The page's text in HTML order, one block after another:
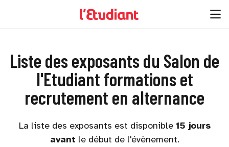
Liste des exposants du Salon de
l'Etudiant formations et
recrutement en alternance
La liste des exposants est disponible 15 jours
avant le début de l'évènement.